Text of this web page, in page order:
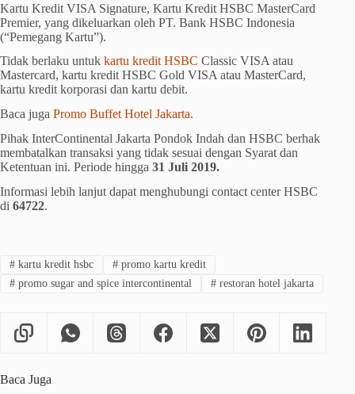
Kartu Kredit VISA Signature, Kartu Kredit HSBC MasterCard
Premier, yang dikeluarkan oleh PT. Bank HSBC Indonesia
(“Pemegang Kartu”).
Tidak berlaku untuk kartu kredit HSBC Classic VISA atau
Mastercard, kartu kredit HSBC Gold VISA atau MasterCard,
kartu kredit korporasi dan kartu debit.
Baca juga Promo Buffet Hotel Jakarta.
Pihak InterContinental Jakarta Pondok Indah dan HSBC berhak
membatalkan transaksi yang tidak sesuai dengan Syarat dan
Ketentuan ini. Periode hingga 31 Juli 2019.
Informasi lebih lanjut dapat menghubungi contact center HSBC
di 64722.
#kartu kredit hsbc #promo kartu kredit
#promo sugar and spice intercontinental #restoran hotel jakarta
Baca Juga